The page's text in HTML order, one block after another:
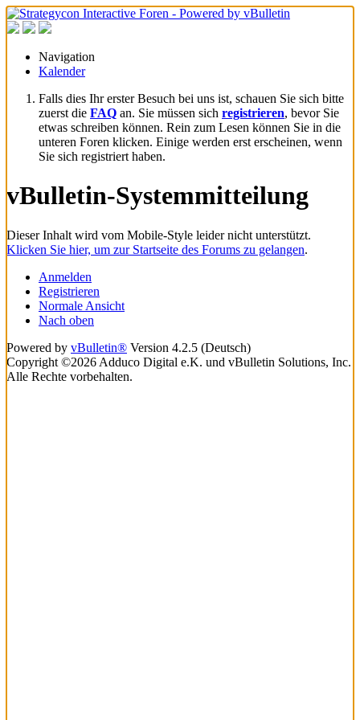
Navigation
Kalender
Falls dies Ihr erster Besuch bei uns ist, schauen Sie sich bitte
zuerst die FAQ an. Sie müssen sich registrieren, bevor Sie
etwas schreiben können. Rein zum Lesen können Sie in die
unteren Foren klicken. Einige werden erst erscheinen, wenn
Sie sich registriert haben.
vBulletin-Systemmitteilung
Dieser Inhalt wird vom Mobile-Style leider nicht unterstützt.
Klicken Sie hier, um zur Startseite des Forums zu gelangen.
Anmelden
Registrieren
Normale Ansicht
Nach oben
Powered by vBulletin® Version 4.2.5 (Deutsch)
Copyright ©2026 Adduco Digital e.K. und vBulletin Solutions, Inc.
Alle Rechte vorbehalten.